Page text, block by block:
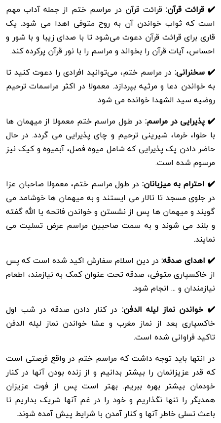
✔️ قرائت قرآن: قرائت قرآن در مراسم ختم از جمله آداب مهم
است که ثواب خواندن آن به روح متوفی اهدا می شود. یک
قاری برای قرائت قرآن دعوت می‌شود تا با صدای زیبا و با شور و
احساس، آیات قرآن را بخواند و مراسم را با نور قرآن پرکرده کند.
✔️ سخنرانی: در مراسم ختم، می‌توانید افرادی را دعوت کنید تا
به خواندن دعا و مرثیه بپردازد. معمولا در اکثر مراسمات ترحیم
روضیه سید الشهدا خوانده می شود.
✔️ پذیرایی در مراسم:در طول مراسم ختم معمولا از میهمان ها
با حلوا، خرما، شیرینی ترحیم و چای پذیرایی می گردد. در حال
حاضر دادن پک پذیرایی که شامل میوه فصل، آبمیوه و کیک نیز
مرسوم شده است.
✔️ احترام به میزبانان:در طول مراسم ختم، معمولا صاحبان عزا
در جلوی مسجد تا تالار می ایستند و به میهمان ها خوشامد می
گویند و میهمان ها پس از نشستن و خواندن فاتحه یا الله گفته
و بلند می شوند و به سمت صاحبین مراسم عرض تسلیت می
نمایند.
✔️ اهدای صدقه:در دین اسلام سفارش اکید شده است که پس
از خاکسپاری متوفی، صدقه تحت عنوان کمک به نیازمند، اطعام
نیازمندان و ... انجام شود.
✔️ خواندن نماز لیله الدفن: در کنار دادن صدقه در شب اول
خاکسپاری بعد از نماز مغرب و عشا خواندن نماز لیله الدفن
تاکید فراوانی شده است.
در انتها باید توجه داشت که مراسم ختم در واقع فرصتی است
که قدر عزیزانمان را بیشتر بدانیم و از زنده بودن آنها در کنار
خودمان بیشتر بهره ببریم. بهتر است پس از فوت عزیزان
همدیگر را تنها نگذاریم و خود را در غم آنها شریک بداریم تا
باعث تسلی خاطر آنها و کنار آمدن با شرایط پیش آمده شوند.